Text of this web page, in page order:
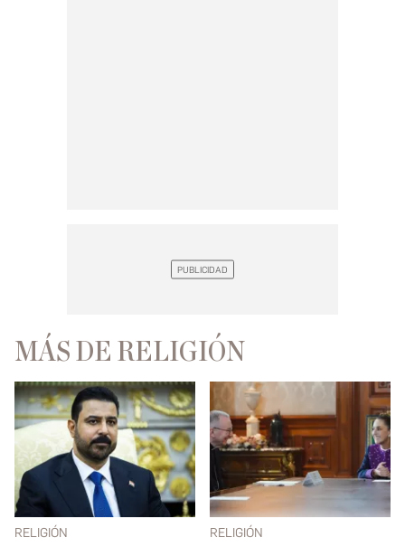
MÁS DE RELIGIÓN
RELIGIÓN RELIGIÓN